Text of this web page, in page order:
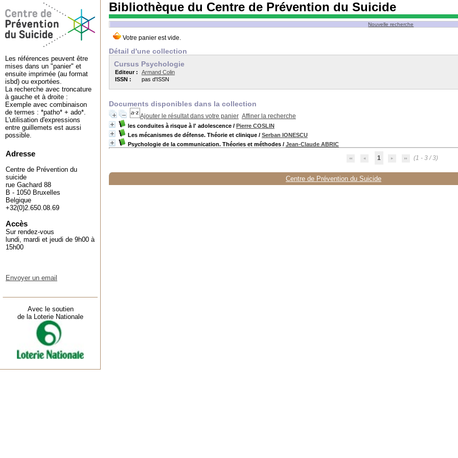
Bibliothèque du Centre de Prévention du Suicide
Nouvelle recherche
Détail d'une collection
Cursus Psychologie
Editeur :
Armand Colin
ISSN :
pas d'ISSN
Documents disponibles dans la collection
Ajouter le résultat dans votre panier Affiner la recherche
les conduites à risque à l' adolescence/ Pierre COSLIN
Les mécanismes de défense. Théorie et clinique/ Serban IONESCU
Psychologie de la communication. Théories et méthodes/ Jean-Claude ABRIC
1 (1 - 3 / 3)
Centre de Prévention du Suicide
Les références peuvent être
mises dans un "panier" et
ensuite imprimée (au format
isbd) ou exportées.
La recherche avec troncature
à gauche et à droite :
Exemple avec combinaison
de termes : *patho* + ado*.
L'utilisation d'expressions
entre guillemets est aussi
possible.
Adresse
Centre de Prévention du
suicide
rue Gachard 88
B - 1050 Bruxelles
Belgique
+32(0)2.650.08.69
Accès
Sur rendez-vous
lundi, mardi et jeudi de 9h00 à
15h00
Envoyer un email
Avec le soutien
de la Loterie Nationale